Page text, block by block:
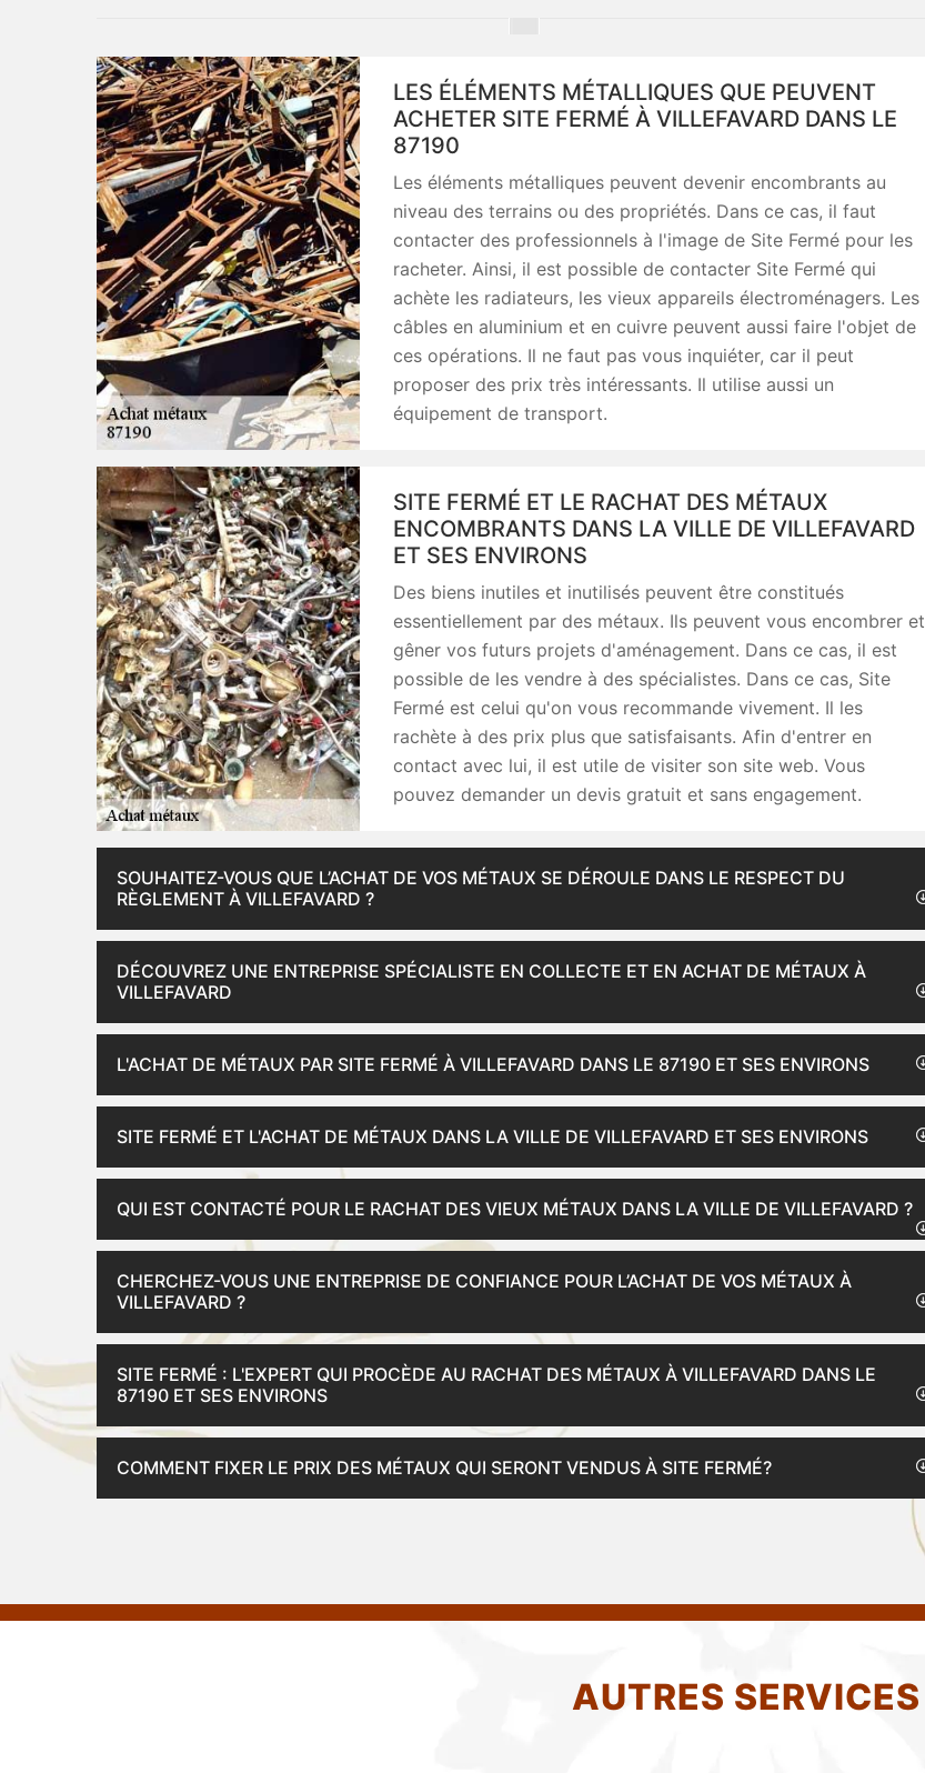
LES ÉLÉMENTS MÉTALLIQUES QUE PEUVENT
ACHETER SITE FERMÉ À VILLEFAVARD DANS LE
87190
Les éléments métalliques peuvent devenir encombrants au
niveau des terrains ou des propriétés. Dans ce cas, il faut
contacter des professionnels à l'image de Site Fermé pour les
racheter. Ainsi, il est possible de contacter Site Fermé qui
achète les radiateurs, les vieux appareils électroménagers. Les
câbles en aluminium et en cuivre peuvent aussi faire l'objet de
ces opérations. Il ne faut pas vous inquiéter, car il peut
proposer des prix très intéressants. Il utilise aussi un
équipement de transport.
SITE FERMÉ ET LE RACHAT DES MÉTAUX
ENCOMBRANTS DANS LA VILLE DE VILLEFAVARD
ET SES ENVIRONS
Des biens inutiles et inutilisés peuvent être constitués
essentiellement par des métaux. Ils peuvent vous encombrer et
gêner vos futurs projets d'aménagement. Dans ce cas, il est
possible de les vendre à des spécialistes. Dans ce cas, Site
Fermé est celui qu'on vous recommande vivement. Il les
rachète à des prix plus que satisfaisants. Afin d'entrer en
contact avec lui, il est utile de visiter son site web. Vous
pouvez demander un devis gratuit et sans engagement.
SOUHAITEZ-VOUS QUE L’ACHAT DE VOS MÉTAUX SE DÉROULE DANS LE RESPECT DU
RÈGLEMENT À VILLEFAVARD ?
DÉCOUVREZ UNE ENTREPRISE SPÉCIALISTE EN COLLECTE ET EN ACHAT DE MÉTAUX À
VILLEFAVARD
L'ACHAT DE MÉTAUX PAR SITE FERMÉ À VILLEFAVARD DANS LE 87190 ET SES ENVIRONS
SITE FERMÉ ET L'ACHAT DE MÉTAUX DANS LA VILLE DE VILLEFAVARD ET SES ENVIRONS
QUI EST CONTACTÉ POUR LE RACHAT DES VIEUX MÉTAUX DANS LA VILLE DE VILLEFAVARD ?
CHERCHEZ-VOUS UNE ENTREPRISE DE CONFIANCE POUR L’ACHAT DE VOS MÉTAUX À
VILLEFAVARD ?
SITE FERMÉ : L'EXPERT QUI PROCÈDE AU RACHAT DES MÉTAUX À VILLEFAVARD DANS LE
87190 ET SES ENVIRONS
COMMENT FIXER LE PRIX DES MÉTAUX QUI SERONT VENDUS À SITE FERMÉ?
AUTRES SERVICES